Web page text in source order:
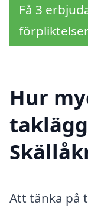
Få 3
Hur
Att tänka på